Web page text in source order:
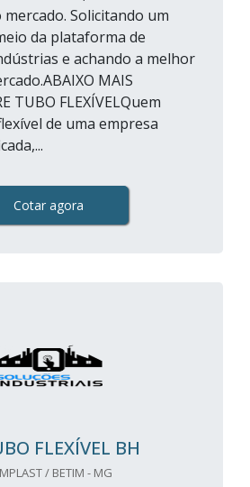
Solicitando um
da plataforma de
e achando a melhor
MAIS
TUBO FLEXÍVELQuem
de uma empresa
Cotar agora
FLEXÍVEL BH
/ BETIM - MG